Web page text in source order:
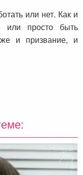
или нет. Как и
или просто быть
и призвание, и